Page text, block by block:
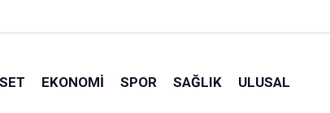
EKONOMI SPOR SAĞLIK ULUSAL